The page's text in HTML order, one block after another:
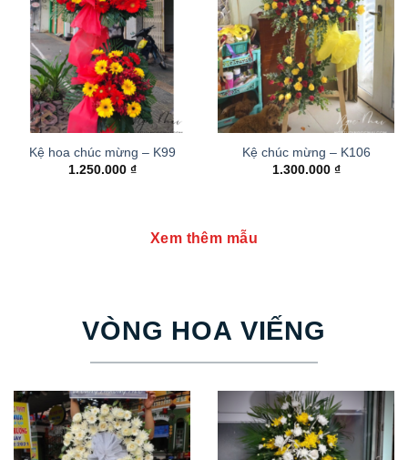
Kệ hoa chúc mừng – K99
1.250.000 ₫
Kệ chúc mừng – K106
1.300.000 ₫
Xem thêm mẫu
VÒNG HOA VIẾNG